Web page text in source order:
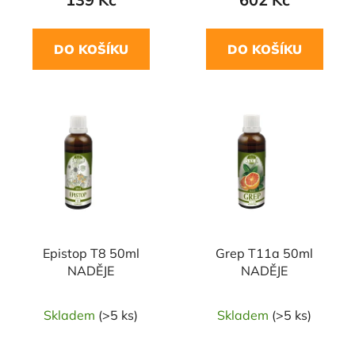
DO KOŠÍKU DO KOŠÍKU
Epistop T8 50ml
NADĚJE
Skladem (>5 ks)
Grep T11a 50ml
NADĚJE
Skladem (>5 ks)